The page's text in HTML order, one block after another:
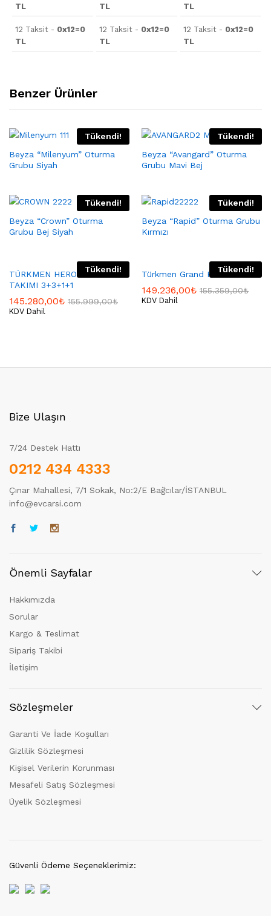
TL
12 Taksit - 0x12=0
TL
TL
12 Taksit - 0x12=0
TL
TL
12 Taksit - 0x12=0
TL
Benzer Ürünler
Tükendi!
Beyza “Milenyum” Oturma
Grubu Siyah
Tükendi!
Beyza “Avangard” Oturma
Grubu Mavi Bej
Tükendi!
Beyza “Crown” Oturma
Grubu Bej Siyah
Tükendi!
Beyza “Rapid” Oturma Grubu
Kırmızı
Tükendi!
TÜRKMEN HEROS MAKSİ
TAKIMI 3+3+1+1
145.280,00₺ 155.999,00₺
KDV Dahil
Tükendi!
Türkmen Grand Koltuk Takımı
149.236,00₺ 155.359,00₺
KDV Dahil
Bize Ulaşın
7/24 Destek Hattı
0212 434 4333
Çınar Mahallesi, 7/1 Sokak, No:2/E Bağcılar/İSTANBUL
info@evcarsi.com
Önemli Sayfalar
Hakkımızda
Sorular
Kargo & Teslimat
Sipariş Takibi
İletişim
Sözleşmeler
Garanti Ve İade Koşulları
Gizlilik Sözleşmesi
Kişisel Verilerin Korunması
Mesafeli Satış Sözleşmesi
Üyelik Sözleşmesi
Güvenli Ödeme Seçeneklerimiz: